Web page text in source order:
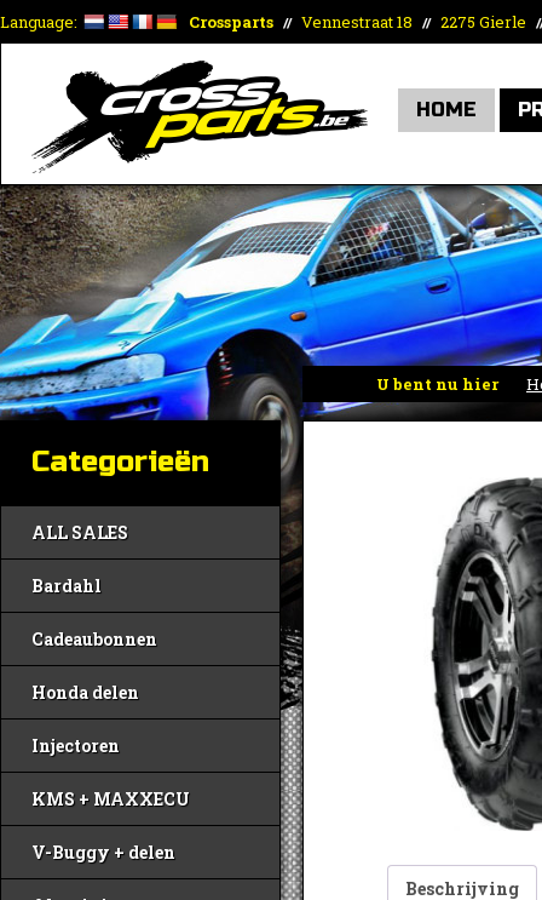
Language: Crossparts // Vennestraat 18 // 2275 Gierle
HOME
U bent nu hier
Categorieën
ALL SALES
Bardahl
Cadeaubonnen
Honda delen
Injectoren
KMS + MAXXECU
V-Buggy + delen
Beschrijving